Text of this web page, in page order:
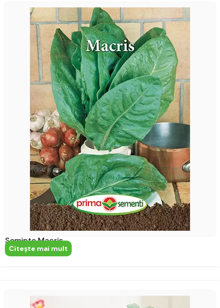
Seminte Macris
Citeşte mai mult